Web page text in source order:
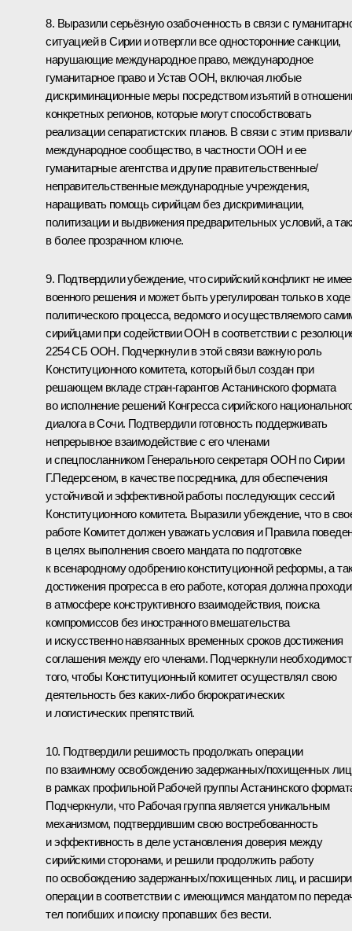
8. Выразили серьёзную озабоченность в связи с
ситуацией в Сирии и отвергли все односторонние санкции,
нарушающие международное право, международное
гуманитарное право и Устав ООН, включая любые
дискриминационные меры посредством изъятий в
конкретных регионов, которые могут способствовать
реализации сепаратистских планов. В связи с этим
международное сообщество, в частности ООН и ее
гуманитарные агентства и другие правительственные/
неправительственные международные учреждения,
наращивать помощь сирийцам без дискриминации,
политизации и выдвижения предварительных условий, а
в более прозрачном ключе.
9. Подтвердили убеждение, что сирийский конфликт не
военного решения и может быть урегулирован только в ходе
политического процесса, ведомого и осуществляемого
сирийцами при содействии ООН в соответствии с
2254 СБ ООН. Подчеркнули в этой связи важную роль
Конституционного комитета, который был создан при
решающем вкладе стран-гарантов Астанинского формата
во исполнение решений Конгресса сирийского
диалога в Сочи. Подтвердили готовность поддерживать
непрерывное взаимодействие с его членами
и спецпосланником Генерального секретаря ООН по Сирии
Г.Педерсеном, в качестве посредника, для обеспечения
устойчивой и эффективной работы последующих сессий
Конституционного комитета. Выразили убеждение, что в
работе Комитет должен уважать условия и Правила
в целях выполнения своего мандата по подготовке
к всенародному одобрению конституционной реформы, а
достижения прогресса в его работе, которая должна
в атмосфере конструктивного взаимодействия, поиска
компромиссов без иностранного вмешательства
и искусственно навязанных временных сроков достижения
соглашения между его членами. Подчеркнули
того, чтобы Конституционный комитет осуществлял свою
деятельность без каких-либо бюрократических
и логистических препятствий.
10. Подтвердили решимость продолжать операции
по взаимному освобождению задержанных/похищенных лиц
в рамках профильной Рабочей группы Астанинского
Подчеркнули, что Рабочая группа является уникальным
механизмом, подтвердившим свою востребованность
и эффективность в деле установления доверия между
сирийскими сторонами, и решили продолжить работу
по освобождению задержанных/похищенных лиц, и
операции в соответствии с имеющимся мандатом по
тел погибших и поиску пропавших без вести.